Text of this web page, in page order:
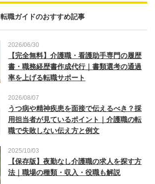
転職ガイドのおすすめ記事
2026/06/30
【完全無料】介護職・看護助手専門の履歴
書・職務経歴書作成代行｜書類選考の通過
率を上げる転職サポート
2026/08/07
うつ病や精神疾患を面接で伝えるべき？採
用担当者が見ているポイント｜介護職の転
職で失敗しない伝え方と例文
2025/10/03
【保存版】夜勤なし介護職の求人を探す方
法｜職場の種類・収入・役職も解説